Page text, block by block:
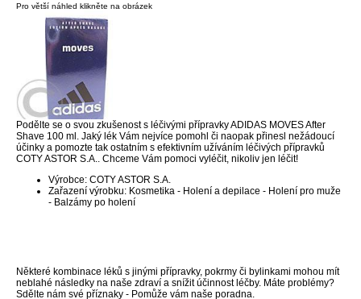
Pro větší náhled klikněte na obrázek
Podělte se o svou zkušenost s léčivými přípravky ADIDAS MOVES After
Shave 100 ml. Jaký lék Vám nejvíce pomohl či naopak přinesl nežádoucí
účinky a pomozte tak ostatním s efektivním užíváním léčivých přípravků
COTY ASTOR S.A.. Chceme Vám pomoci vyléčit, nikoliv jen léčit!
Výrobce: COTY ASTOR S.A.
Zařazení výrobku: Kosmetika - Holení a depilace - Holení pro muže
- Balzámy po holení
Některé kombinace léků s jinými přípravky, pokrmy či bylinkami mohou mít
neblahé následky na naše zdraví a snížit účinnost léčby. Máte problémy?
Sdělte nám své příznaky - Pomůže vám naše poradna.